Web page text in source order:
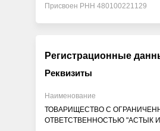
Присвоен РНН 480100221129
Регистрационные
Реквизиты
Наименование
ТОВАРИЩЕСТВО С
ОТВЕТСТВЕННОСТЬЮ "АСТЫК